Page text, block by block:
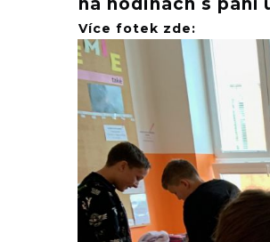
na hodinách s paní
Více fotek zde: